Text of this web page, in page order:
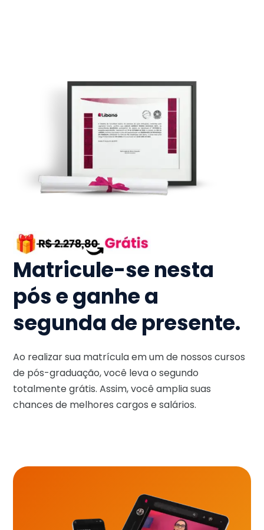
Matricule-se nesta
pós e ganhe a
segunda de presente.
Ao realizar sua matrícula em um de nossos cursos
de pós-graduação, você leva o segundo
totalmente grátis. Assim, você amplia suas
chances de melhores cargos e salários.